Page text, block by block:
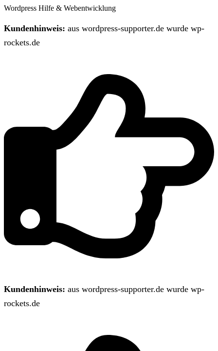
Wordpress Hilfe & Webentwicklung
Kundenhinweis: aus wordpress-supporter.de wurde wp-
rockets.de
Kundenhinweis: aus wordpress-supporter.de wurde wp-
rockets.de